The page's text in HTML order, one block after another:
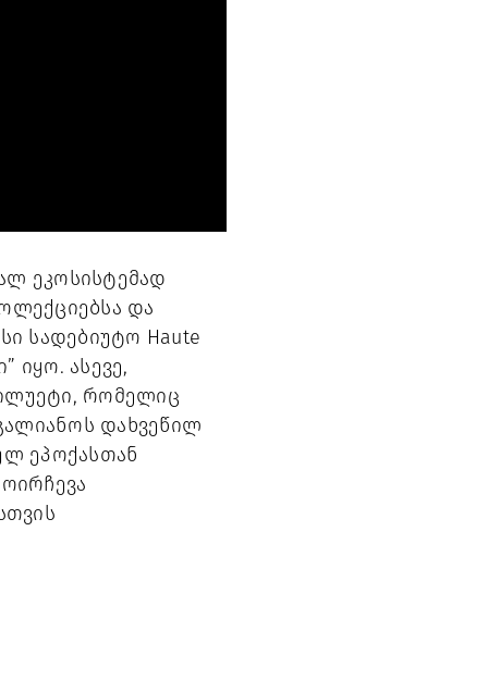
ეკოსისტემად
და
სადებიუტო Haute
იყო. ასევე,
რომელიც
დახვეწილ
ეპოქასთან